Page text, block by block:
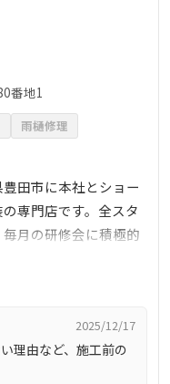
番地1
雨樋修理
田市に本社とショー
専門店です。全スタ
月の研修会に積極的
とりが自信を持って
の皆さまの大切なお
密着型の塗装店とし
心してお任せいただ
す。「品質」と「安
2025/12/17
理由など、施工前の